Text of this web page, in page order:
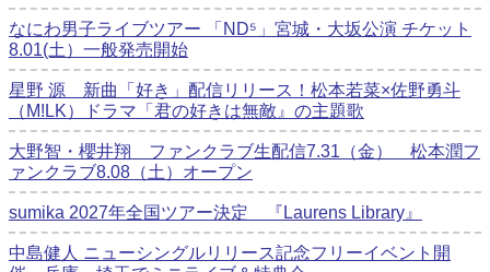
なにわ男子ライブツアー 「ND⁵」宮城・大坂公演 チケット
8.01(土）一般発売開始
星野 源 新曲「好き」配信リリース！松本若菜×佐野勇斗
（M!LK）ドラマ「君の好きは無敵』の主題歌
大野智・櫻井翔 ファンクラブ生配信7.31（金） 松本潤フ
ァンクラブ8.08（土）オープン
sumika 2027年全国ツアー決定 『Laurens Library』
中島健人 ニューシングルリリース記念フリーイベント開